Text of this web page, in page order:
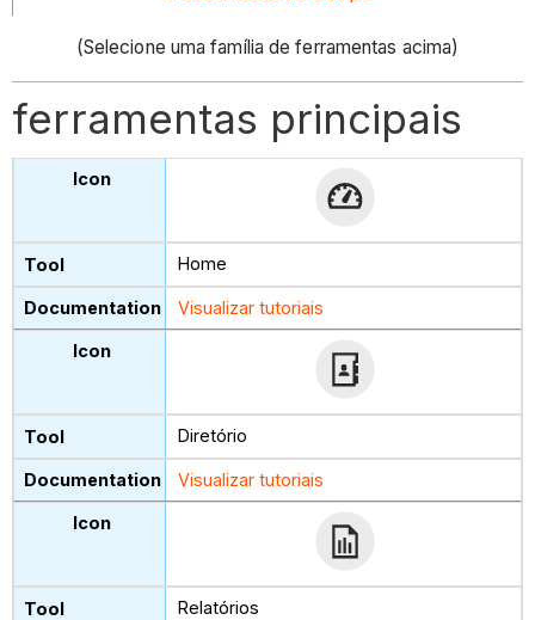
(Selecione uma família de ferramentas acima)
ferramentas principais
Home
Visualizar tutoriais
Diretório
Visualizar tutoriais
Relatórios